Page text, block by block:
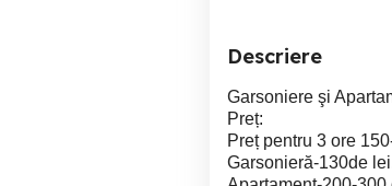
Descriere
Garsoniere şi
Preț:
Preț pentru 3 ore
Garsonieră-130de